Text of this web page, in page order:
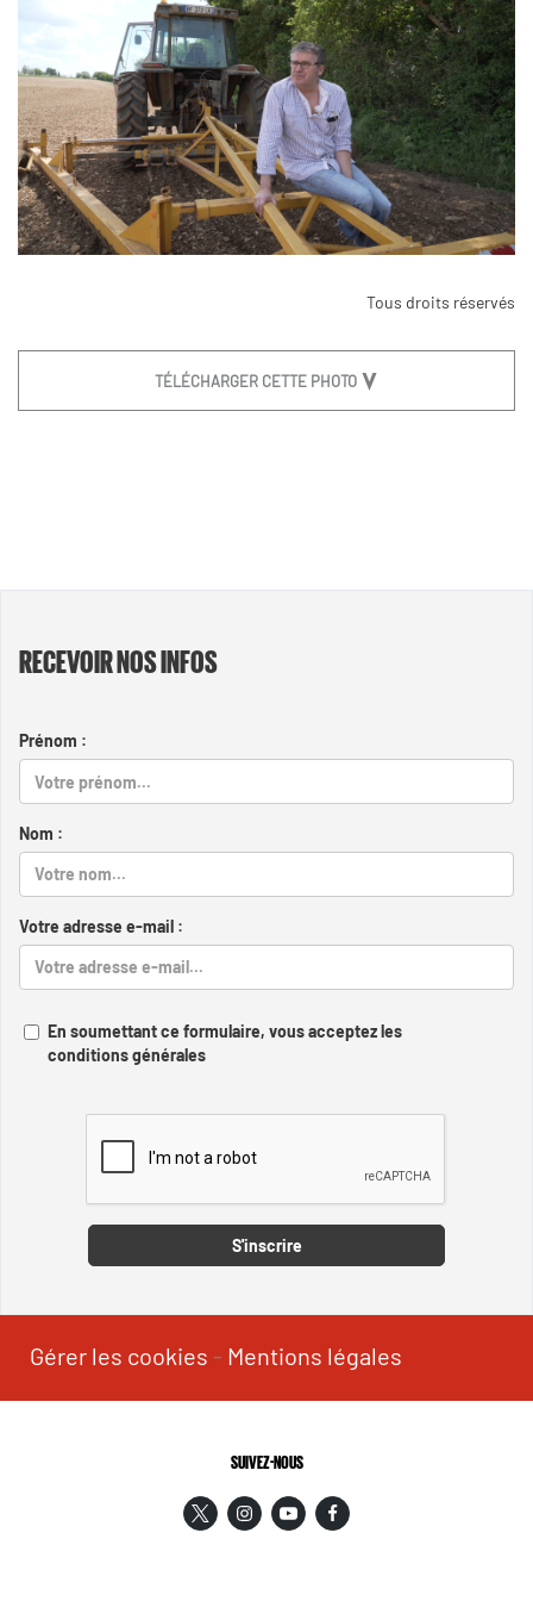
Tous droits réservés
TÉLÉCHARGER CETTE PHOTO
RECEVOIR NOS INFOS
Prénom :
Nom :
Votre adresse e-mail :
En soumettant ce formulaire, vous acceptez les
conditions générales
S'inscrire
Gérer les cookies - Mentions légales
SUIVEZ-NOUS